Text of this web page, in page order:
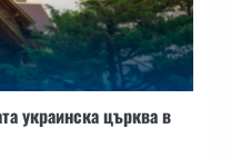
украинска църква в